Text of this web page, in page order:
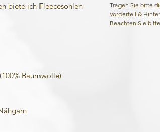
biete ich Fleecesohlen
Baumwolle)
Tragen Sie bitte
Vorderteil &
Beachten Sie